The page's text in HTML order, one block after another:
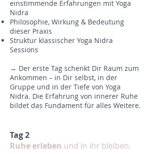
einstimmende Erfahrungen mit Yoga
Nidra
Philosophie, Wirkung & Bedeutung
dieser Praxis
Struktur klassischer Yoga Nidra
Sessions
→ Der erste Tag schenkt Dir Raum zum
Ankommen – in Dir selbst, in der
Gruppe und in der Tiefe von Yoga
Nidra. Die Erfahrung von innerer Ruhe
bildet das Fundament für alles Weitere.
Tag 2
Ruhe erleben und in ihr bleiben.